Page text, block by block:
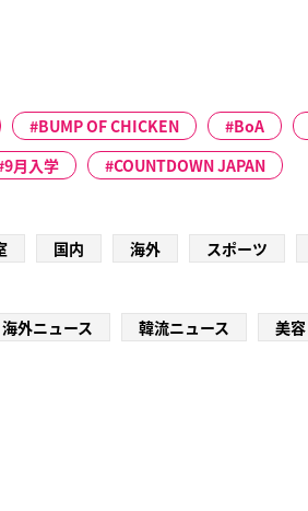
BUMP OF CHICKEN BoA
9月入学 COUNTDOWN JAPAN
国内 海外 スポーツ
海外ニュース 韓流ニュース 美容